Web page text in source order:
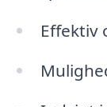
Effektiv